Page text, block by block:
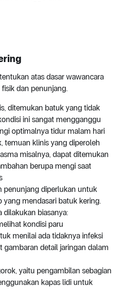
atas dasar wawancara
dan penunjang.
ditemukan batuk yang tidak
ini sangat mengganggu
optimalnya tidur malam hari
temuan klinis yang diperoleh
misalnya, dapat ditemukan
berupa mengi saat
penunjang diperlukan untuk
yang mendasari batuk kering.
dilakukan biasanya:
kondisi paru
menilai ada tidaknya infeksi
gambaran detail jaringan dalam
yaitu pengambilan sebagian
kapas lidi untuk